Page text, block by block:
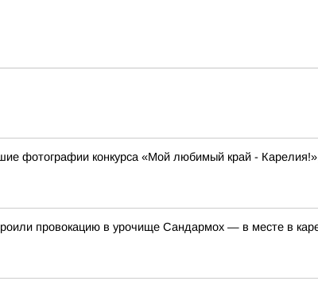
фотографии конкурса «Мой любимый край -
провокацию в урочище Сандармох — в месте в